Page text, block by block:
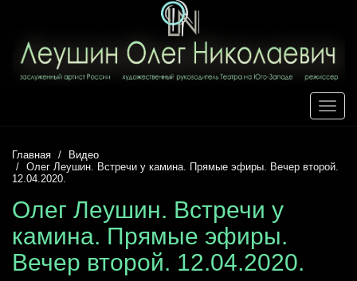
Toggle
Главная
Видео
Олег Леушин. Встречи у камина. Прямые эфиры. Вечер второй.
12.04.2020.
Олег Леушин. Встречи у
камина. Прямые эфиры.
Вечер второй. 12.04.2020.